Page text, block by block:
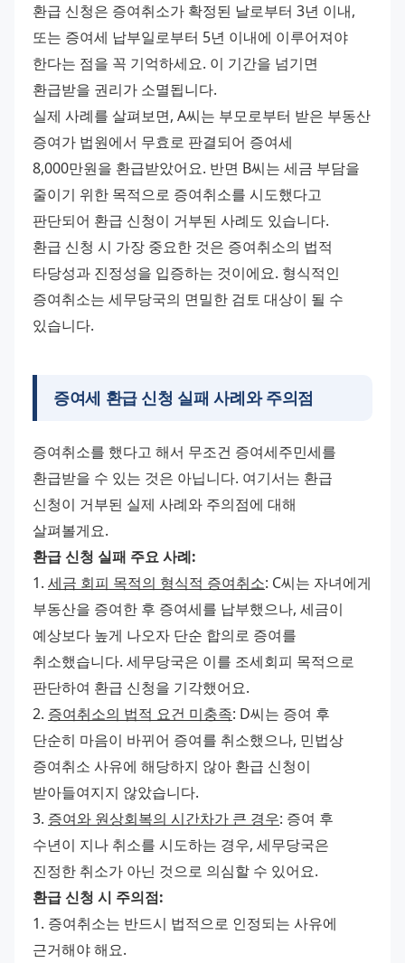
환급 신청은 증여취소가 확정된 날로부터 3년 이내,
또는 증여세 납부일로부터 5년 이내에 이루어져야
한다는 점을 꼭 기억하세요. 이 기간을 넘기면
환급받을 권리가 소멸됩니다.
실제 사례를 살펴보면, A씨는 부모로부터 받은 부동산
증여가 법원에서 무효로 판결되어 증여세
8,000만원을 환급받았어요. 반면 B씨는 세금 부담을
줄이기 위한 목적으로 증여취소를 시도했다고
판단되어 환급 신청이 거부된 사례도 있습니다.
환급 신청 시 가장 중요한 것은 증여취소의 법적
타당성과 진정성을 입증하는 것이에요. 형식적인
증여취소는 세무당국의 면밀한 검토 대상이 될 수
있습니다.
증여세 환급 신청 실패 사례와 주의점
증여취소를 했다고 해서 무조건 증여세주민세를
환급받을 수 있는 것은 아닙니다. 여기서는 환급
신청이 거부된 실제 사례와 주의점에 대해
살펴볼게요.
환급 신청 실패 주요 사례:
1. 세금 회피 목적의 형식적 증여취소: C씨는 자녀에게
부동산을 증여한 후 증여세를 납부했으나, 세금이
예상보다 높게 나오자 단순 합의로 증여를
취소했습니다. 세무당국은 이를 조세회피 목적으로
판단하여 환급 신청을 기각했어요.
2. 증여취소의 법적 요건 미충족: D씨는 증여 후
단순히 마음이 바뀌어 증여를 취소했으나, 민법상
증여취소 사유에 해당하지 않아 환급 신청이
받아들여지지 않았습니다.
3. 증여와 원상회복의 시간차가 큰 경우: 증여 후
수년이 지나 취소를 시도하는 경우, 세무당국은
진정한 취소가 아닌 것으로 의심할 수 있어요.
환급 신청 시 주의점:
1. 증여취소는 반드시 법적으로 인정되는 사유에
근거해야 해요.